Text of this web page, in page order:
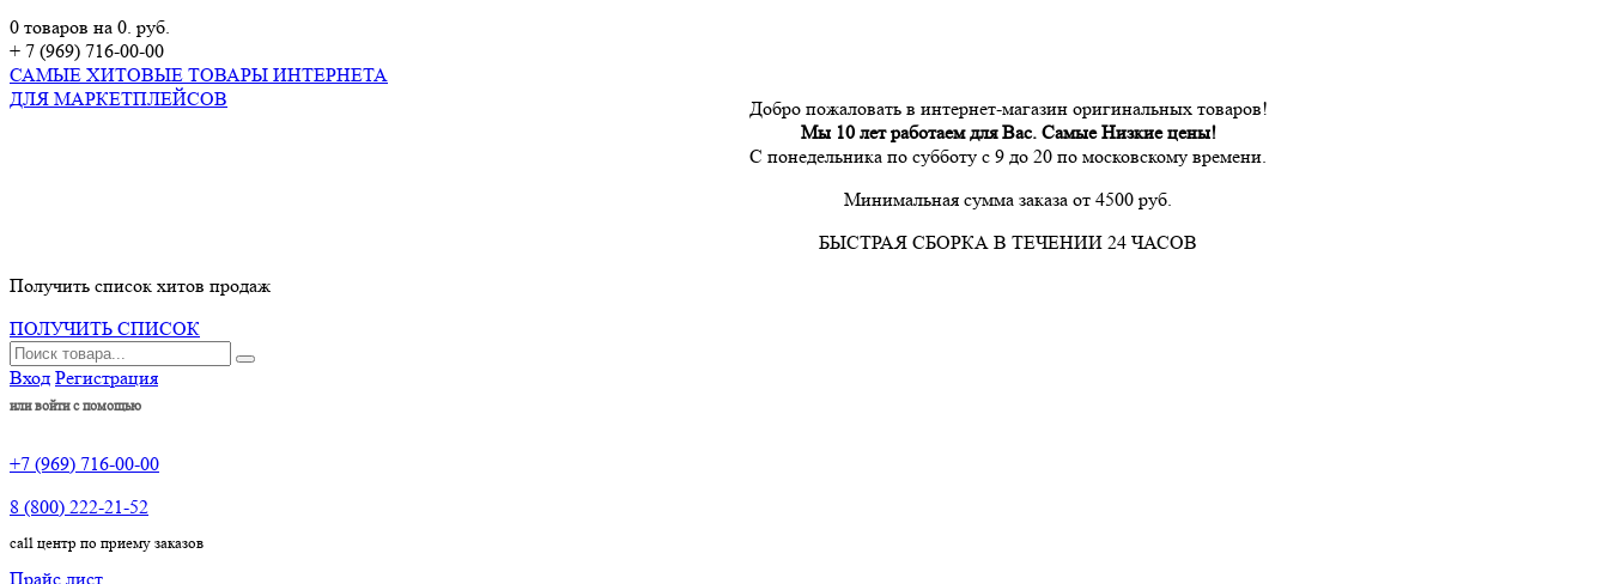
0 товаров на 0. руб.
+ 7 (969) 716-00-00
САМЫЕ ХИТОВЫЕ ТОВАРЫ ИНТЕРНЕТА
ДЛЯ МАРКЕТПЛЕЙСОВ
Добро пожаловать в интернет-магазин оригинальных товаров!
Мы 10 лет работаем для Вас. Самые Низкие цены!
С понедельника по субботу с 9 до 20 по московскому времени.
Минимальная сумма заказа от 4500 руб.
БЫСТРАЯ СБОРКА В ТЕЧЕНИИ 24 ЧАСОВ
Получить список хитов продаж
ПОЛУЧИТЬ СПИСОК
Вход Регистрация
или войти с помощью
+7 (969) 716-00-00
8 (800) 222-21-52
call центр по приему заказов
Прайс лист